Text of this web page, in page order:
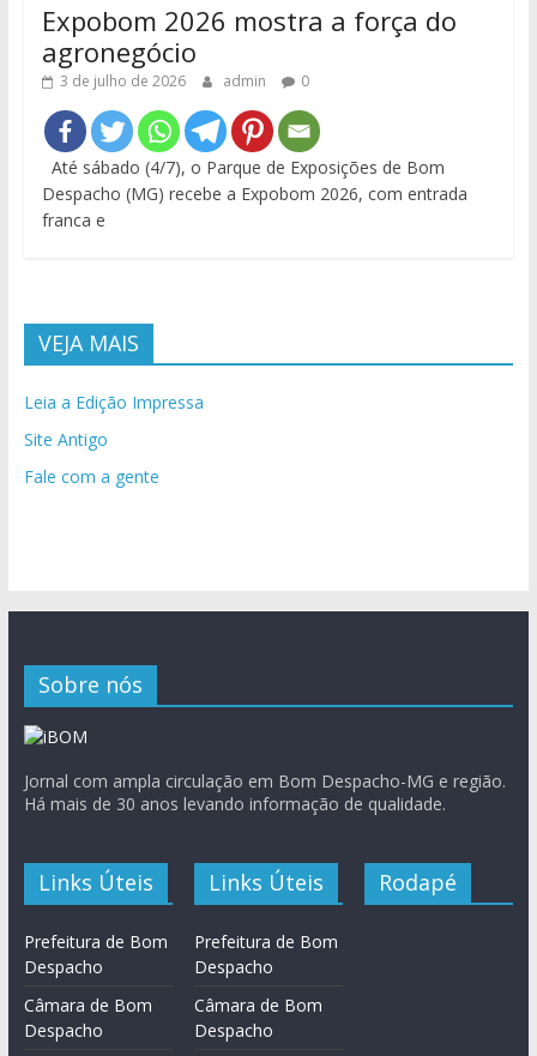
Expobom 2026 mostra a força do
agronegócio
3 de julho de 2026 admin 0
Até sábado (4/7), o Parque de Exposições de Bom
Despacho (MG) recebe a Expobom 2026, com entrada
franca e
VEJA MAIS
Leia a Edição Impressa
Site Antigo
Fale com a gente
Sobre nós
Jornal com ampla circulação em Bom Despacho-MG e região.
Há mais de 30 anos levando informação de qualidade.
Links Úteis
Prefeitura de Bom
Despacho
Câmara de Bom
Despacho
Links Úteis
Prefeitura de Bom
Despacho
Câmara de Bom
Despacho
Rodapé